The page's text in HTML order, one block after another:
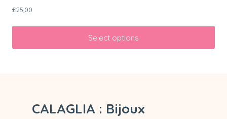
£25,00
Select options
CALAGLIA : Bijoux